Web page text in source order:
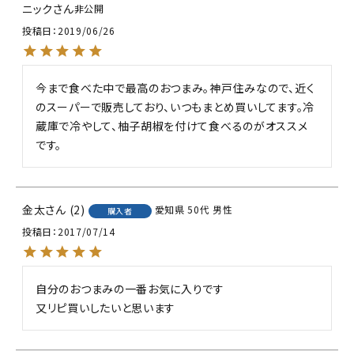
ニック
非公開
投稿日 2019/06/26
今まで食べた中で最高のおつまみ。神戸住みなので、近く
のスーパーで販売しており、いつもまとめ買いしてます。冷
蔵庫で冷やして、柚子胡椒を付けて食べるのがオススメ
です。
金太 2 購入者 愛知県 50代 男性
投稿日 2017/07/14
自分のおつまみの一番お気に入りです
又リピ買いしたいと思います